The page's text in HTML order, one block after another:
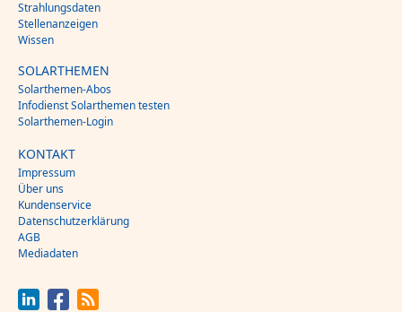
Strahlungsdaten
Stellenanzeigen
Wissen
SOLARTHEMEN
Solarthemen-Abos
Infodienst Solarthemen testen
Solarthemen-Login
KONTAKT
Impressum
Über uns
Kundenservice
Datenschutzerklärung
AGB
Mediadaten